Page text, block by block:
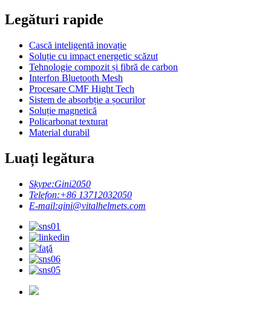
Legături rapide
Cască inteligentă inovație
Soluție cu impact energetic scăzut
Tehnologie compozit și fibră de carbon
Interfon Bluetooth Mesh
Procesare CMF Hight Tech
Sistem de absorbție a șocurilor
Soluție magnetică
Policarbonat texturat
Material durabil
Luați legătura
Skype:Gini2050
Telefon:+86 13712032050
E-mail:gini@vitalhelmets.com